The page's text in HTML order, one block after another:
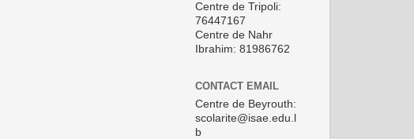
Centre de Tripoli:
76447167
Centre de Nahr
Ibrahim: 81986762
CONTACT EMAIL
Centre de Beyrouth:
scolarite@isae.edu.l
b